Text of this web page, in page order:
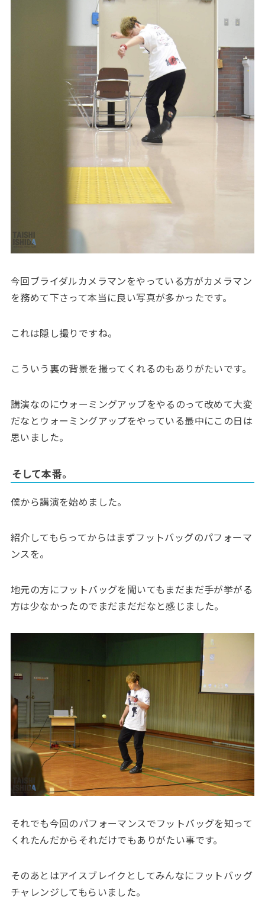
今回ブライダルカメラマンをやっている方がカメラマン
を務めて下さって本当に良い写真が多かったです。
これは隠し撮りですね。
こういう裏の背景を撮ってくれるのもありがたいです。
講演なのにウォーミングアップをやるのって改めて大変
だなとウォーミングアップをやっている最中にこの日は
思いました。
そして本番。
僕から講演を始めました。
紹介してもらってからはまずフットバッグのパフォーマ
ンスを。
地元の方にフットバッグを聞いてもまだまだ手が挙がる
方は少なかったのでまだまだだなと感じました。
それでも今回のパフォーマンスでフットバッグを知って
くれたんだからそれだけでもありがたい事です。
そのあとはアイスブレイクとしてみんなにフットバッグ
チャレンジしてもらいました。